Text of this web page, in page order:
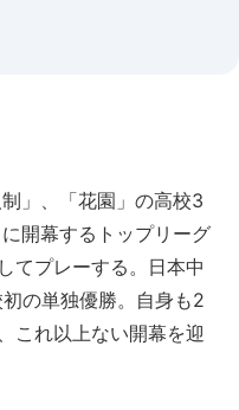
」、「花園」の高校3
開幕するトップリーグ
てプレーする。日本中
の単独優勝。自身も2
これ以上ない開幕を迎